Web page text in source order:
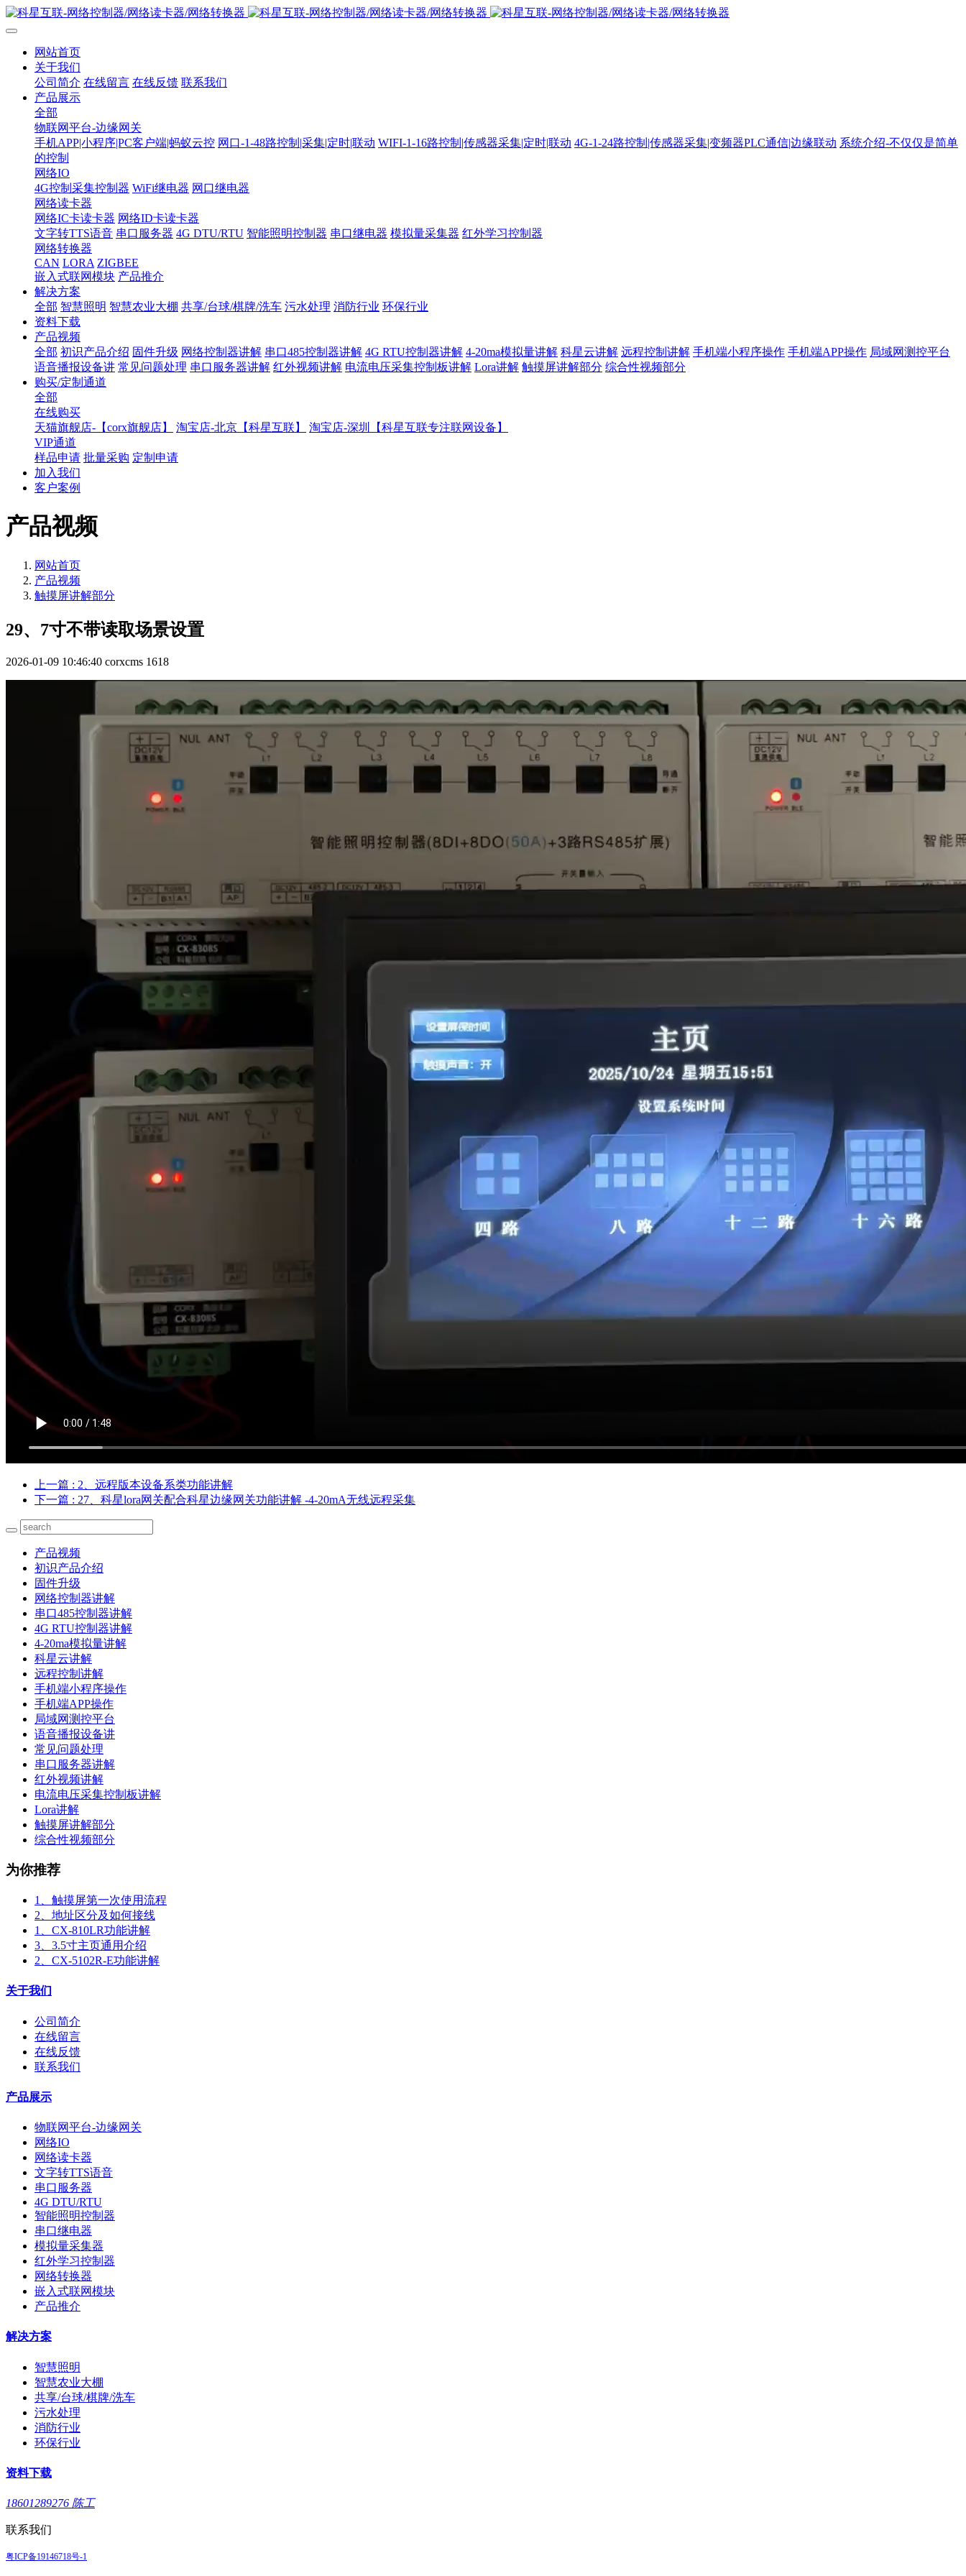
网站首页
关于我们
公司简介 在线留言 在线反馈 联系我们
产品展示
全部
物联网平台-边缘网关
手机APP|小程序|PC客户端|蚂蚁云控 网口-1-48路控制|采集|定时|联动 WIFI-1-16路控制|传感器采集|定时|联动 4G-1-24路控制|传感器采集|变频器PLC通信|边缘联动 系统介绍-不仅仅是简单
的控制
网络IO
4G控制采集控制器 WiFi继电器 网口继电器
网络读卡器
网络IC卡读卡器 网络ID卡读卡器
文字转TTS语音 串口服务器 4G DTU/RTU 智能照明控制器 串口继电器 模拟量采集器 红外学习控制器
网络转换器
CAN LORA ZIGBEE
嵌入式联网模块 产品推介
解决方案
全部 智慧照明 智慧农业大棚 共享/台球/棋牌/洗车 污水处理 消防行业 环保行业
资料下载
产品视频
全部 初识产品介绍 固件升级 网络控制器讲解 串口485控制器讲解 4G RTU控制器讲解 4-20ma模拟量讲解 科星云讲解 远程控制讲解 手机端小程序操作 手机端APP操作 局域网测控平台
语音播报设备讲 常见问题处理 串口服务器讲解 红外视频讲解 电流电压采集控制板讲解 Lora讲解 触摸屏讲解部分 综合性视频部分
购买/定制通道
全部
在线购买
天猫旗舰店-【corx旗舰店】
淘宝店-北京【科星互联】
淘宝店-深圳【科星互联专注联网设备】
VIP通道
样品申请 批量采购 定制申请
加入我们
客户案例
产品视频
网站首页
产品视频
触摸屏讲解部分
29、7寸不带读取场景设置
2026-01-09 10:46:40 corxcms 1618
上一篇 : 2、远程版本设备系类功能讲解
下一篇 : 27、科星lora网关配合科星边缘网关功能讲解 -4-20mA无线远程采集
产品视频
初识产品介绍
固件升级
网络控制器讲解
串口485控制器讲解
4G RTU控制器讲解
4-20ma模拟量讲解
科星云讲解
远程控制讲解
手机端小程序操作
手机端APP操作
局域网测控平台
语音播报设备讲
常见问题处理
串口服务器讲解
红外视频讲解
电流电压采集控制板讲解
Lora讲解
触摸屏讲解部分
综合性视频部分
为你推荐
1、触摸屏第一次使用流程
2、地址区分及如何接线
1、CX-810LR功能讲解
3、3.5寸主页通用介绍
2、CX-5102R-E功能讲解
关于我们
公司简介
在线留言
在线反馈
联系我们
产品展示
物联网平台-边缘网关
网络IO
网络读卡器
文字转TTS语音
串口服务器
4G DTU/RTU
智能照明控制器
串口继电器
模拟量采集器
红外学习控制器
网络转换器
嵌入式联网模块
产品推介
解决方案
智慧照明
智慧农业大棚
共享/台球/棋牌/洗车
污水处理
消防行业
环保行业
资料下载
18601289276 陈工
联系我们
粤ICP备19146718号-1